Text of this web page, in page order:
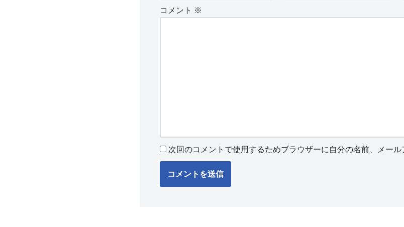
コメント ※
次回のコメントで使用するためブラウザーに自分の名前、メール